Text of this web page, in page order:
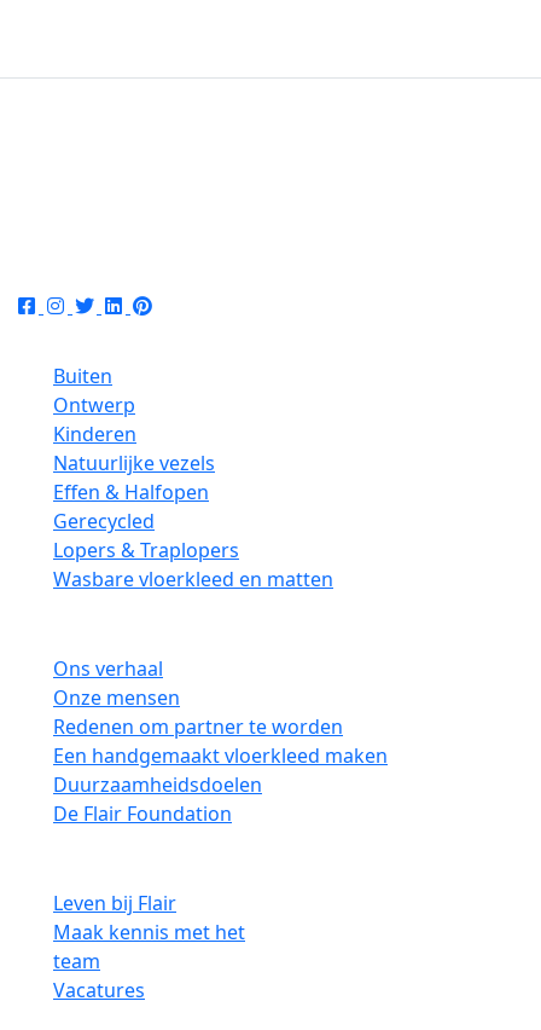
Buiten
Ontwerp
Kinderen
Natuurlijke vezels
Effen & Halfopen
Gerecycled
Lopers & Traplopers
Wasbare vloerkleed en matten
Ons verhaal
Onze mensen
Redenen om partner te worden
Een handgemaakt vloerkleed maken
Duurzaamheidsdoelen
De Flair Foundation
Leven bij Flair
Maak kennis met het
team
Vacatures